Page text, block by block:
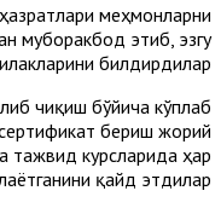
меҳмонларни
муборакбод этиб, эзгу
билдирдилар.
чиқиш бўйича кўплаб
бериш жорий
тажвид курсларида ҳар
қайд этдилар.